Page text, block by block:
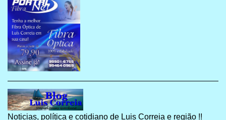
Noticias, política e cotidiano de Luis Correia e região !!